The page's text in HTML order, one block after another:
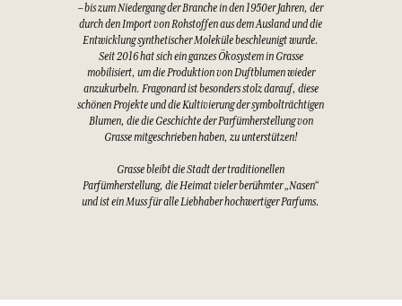
– bis zum Niedergang der Branche in den 1950er Jahren, der
durch den Import von Rohstoffen aus dem Ausland und die
Entwicklung synthetischer Moleküle beschleunigt wurde.
Seit 2016 hat sich ein ganzes Ökosystem in Grasse
mobilisiert, um die Produktion von Duftblumen wieder
anzukurbeln. Fragonard ist besonders stolz darauf, diese
schönen Projekte und die Kultivierung der symbolträchtigen
Blumen, die die Geschichte der Parfümherstellung von
Grasse mitgeschrieben haben, zu unterstützen!
Grasse bleibt die Stadt der traditionellen
Parfümherstellung, die Heimat vieler berühmter „Nasen“
und ist ein Muss für alle Liebhaber hochwertiger Parfums.